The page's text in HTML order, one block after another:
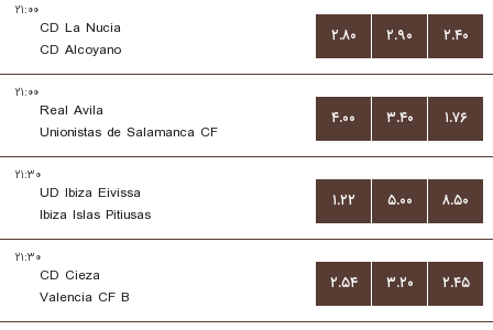
۲۱:۰۰
CD La Nucia
CD Alcoyano
۲.۸۰ ۲.۹۰ ۲.۴۰
۲۱:۰۰
Real Avila
Unionistas de Salamanca CF
۴.۰۰ ۳.۴۰ ۱.۷۶
۲۱:۳۰
UD Ibiza Eivissa
Ibiza Islas Pitiusas
۱.۲۲ ۵.۰۰ ۸.۵۰
۲۱:۳۰
CD Cieza
Valencia CF B
۲.۵۴ ۳.۲۰ ۲.۴۵